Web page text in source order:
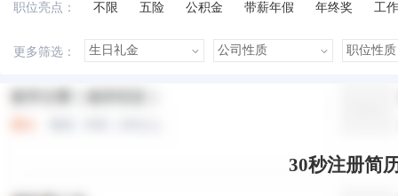
职位亮点： 不限 五险 公积金 带薪年假 年终奖
工
更多筛选：
本站职位 盟站职位
30秒注册简